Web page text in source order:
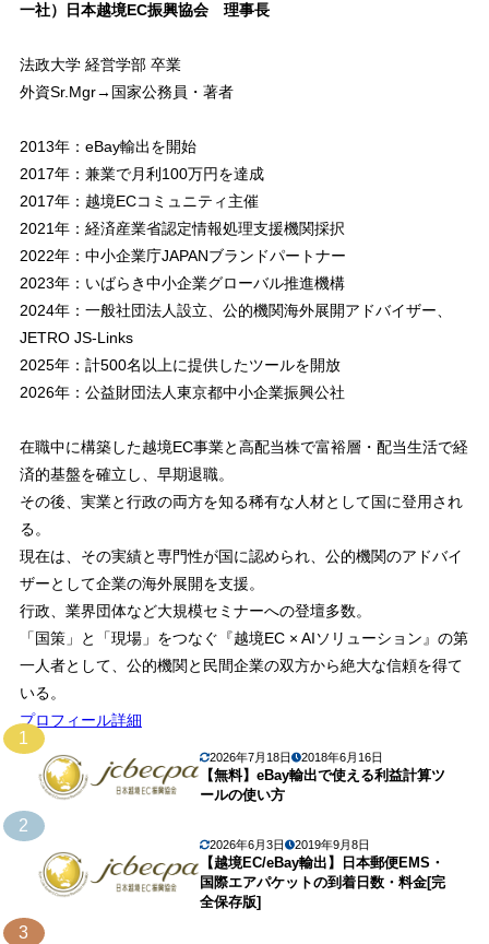
一社）日本越境EC振興協会 理事長
法政大学 経営学部 卒業
外資Sr.Mgr→国家公務員・著者
2013年：eBay輸出を開始
2017年：兼業で月利100万円を達成
2017年：越境ECコミュニティ主催
2021年：経済産業省認定情報処理支援機関採択
2022年：中小企業庁JAPANブランドパートナー
2023年：いばらき中小企業グローバル推進機構
2024年：一般社団法人設立、公的機関海外展開アドバイザー、
JETRO JS-Links
2025年：計500名以上に提供したツールを開放
2026年：公益財団法人東京都中小企業振興公社
在職中に構築した越境EC事業と高配当株で富裕層・配当生活で経
済的基盤を確立し、早期退職。
その後、実業と行政の両方を知る稀有な人材として国に登用され
る。
現在は、その実績と専門性が国に認められ、公的機関のアドバイ
ザーとして企業の海外展開を支援。
行政、業界団体など大規模セミナーへの登壇多数。
「国策」と「現場」をつなぐ『越境EC × AIソリューション』の第
一人者として、公的機関と民間企業の双方から絶大な信頼を得て
いる。
プロフィール詳細
1
2026年7月18日 2018年6月16日
【無料】eBay輸出で使える利益計算ツ
ールの使い方
2
2026年6月3日 2019年9月8日
【越境EC/eBay輸出】日本郵便EMS・
国際エアパケットの到着日数・料金[完
全保存版]
3